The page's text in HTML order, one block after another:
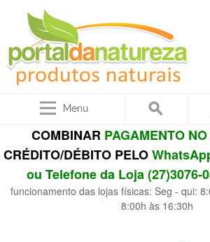
Menu
COMBINAR PAGAMENTO
CRÉDITO/DÉBITO PELO
ou Telefone da Loja (27)3076-
funcionamento das lojas físicas: Seg - qui:
8:00h às 16:30h